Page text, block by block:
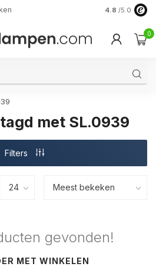
4.8 /5.0
0
met SL.0939
Filters
gevonden!
MET WINKELEN